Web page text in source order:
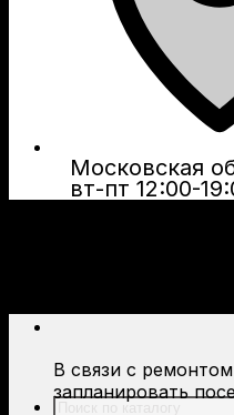
Московская
вт-пт 12:00-
Поиск
В связи с
запланировать